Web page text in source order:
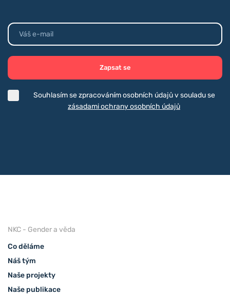
Zapsat se
Souhlasím se zpracováním osobních údajů v souladu se
zásadami ochrany osobních údajů
NKC - Gender a věda
Co děláme
Náš tým
Naše projekty
Naše publikace